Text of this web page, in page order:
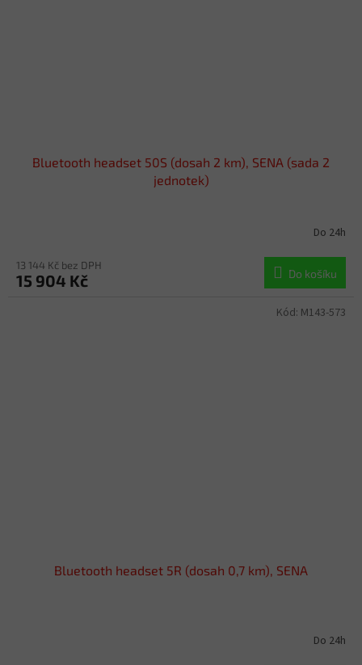
Bluetooth headset 50S (dosah 2 km), SENA (sada 2
jednotek)
Do 24h
13 144 Kč bez DPH
15 904 Kč Do košíku
Bluetooth headset 5R (dosah 0,7 km), SENA
Do 24h
Kód: M143-573